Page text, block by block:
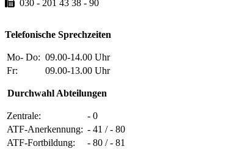
030 - 201 43 38 - 90
Telefonische Sprechzeiten
Mo- Do: 09.00-14.00 Uhr
Fr:
09.00-13.00 Uhr
Durchwahl Abteilungen
Zentrale:
- 0
ATF-Anerkennung: - 41 / - 80
ATF-Fortbildung:
- 80 / - 81